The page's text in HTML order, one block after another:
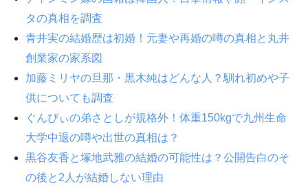
タの真相を調査
青井実の結婚歴は初婚！元妻や再婚の噂の真相と丸井
創業家の家系図
加藤ミリヤの旦那・黒木純はどんな人？馴れ初めや子
供についても調査
ぐんぴぃの弟さとしが規格外！体重150kgで九州生命
大学中退の噂や出世の真相は？
黒谷友香と塚地武雅の結婚の可能性は？公開告白のそ
の後と2人が結婚しない理由